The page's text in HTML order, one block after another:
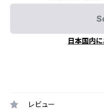
日本国内
レビュー